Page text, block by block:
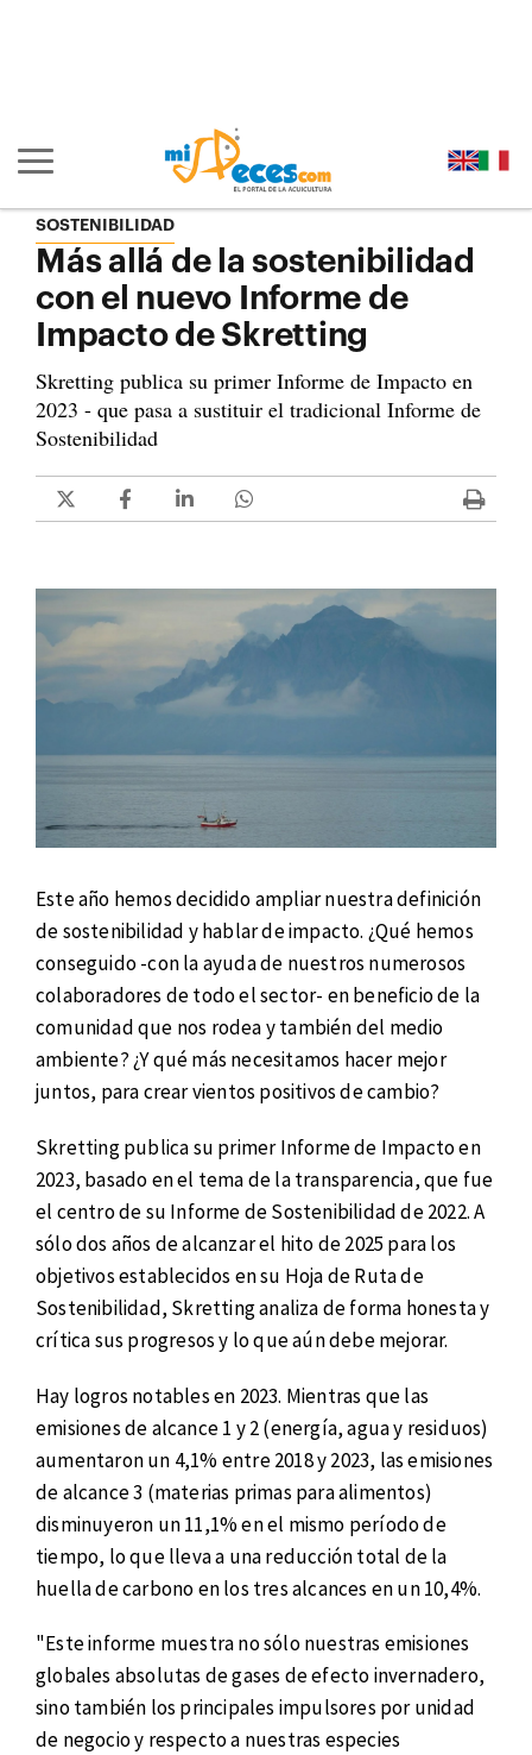
Mostrar/ocultar navegación principal
SOSTENIBILIDAD
Más allá de la sostenibilidad
con el nuevo Informe de
Impacto de Skretting
Skretting publica su primer Informe de Impacto en
2023 - que pasa a sustituir el tradicional Informe de
Sostenibilidad
Este año hemos decidido ampliar nuestra definición
de sostenibilidad y hablar de impacto. ¿Qué hemos
conseguido -con la ayuda de nuestros numerosos
colaboradores de todo el sector- en beneficio de la
comunidad que nos rodea y también del medio
ambiente? ¿Y qué más necesitamos hacer mejor
juntos, para crear vientos positivos de cambio?
Skretting publica su primer Informe de Impacto en
2023, basado en el tema de la transparencia, que fue
el centro de su Informe de Sostenibilidad de 2022. A
sólo dos años de alcanzar el hito de 2025 para los
objetivos establecidos en su Hoja de Ruta de
Sostenibilidad, Skretting analiza de forma honesta y
crítica sus progresos y lo que aún debe mejorar.
Hay logros notables en 2023. Mientras que las
emisiones de alcance 1 y 2 (energía, agua y residuos)
aumentaron un 4,1% entre 2018 y 2023, las emisiones
de alcance 3 (materias primas para alimentos)
disminuyeron un 11,1% en el mismo período de
tiempo, lo que lleva a una reducción total de la
huella de carbono en los tres alcances en un 10,4%.
"Este informe muestra no sólo nuestras emisiones
globales absolutas de gases de efecto invernadero,
sino también los principales impulsores por unidad
de negocio y respecto a nuestras especies